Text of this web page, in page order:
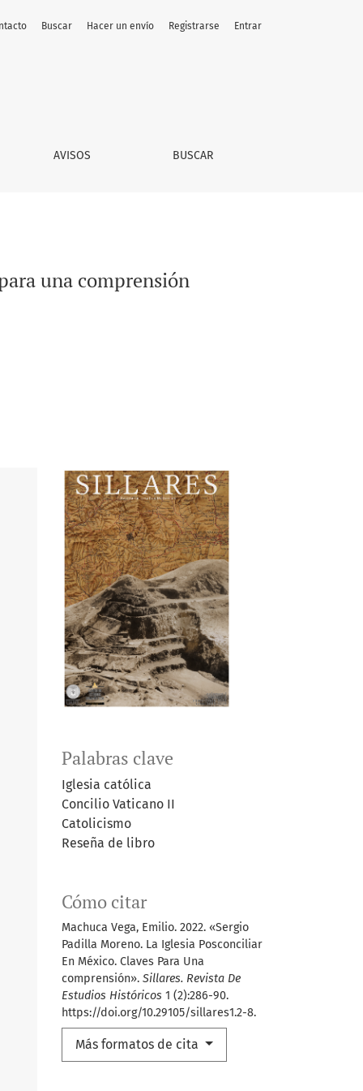
AVISOS BUSCAR
Buscar Hacer un envío Registrarse Entrar
una comprensión
Palabras clave
Iglesia católica
Concilio Vaticano II
Catolicismo
Reseña de libro
Cómo citar
Machuca Vega, Emilio. 2022. «Sergio
Padilla Moreno. La Iglesia Posconciliar
En México. Claves Para Una
comprensión». Sillares. Revista De
Estudios Históricos 1 (2):286-90.
https://doi.org/10.29105/sillares1.2-8.
Más formatos de cita